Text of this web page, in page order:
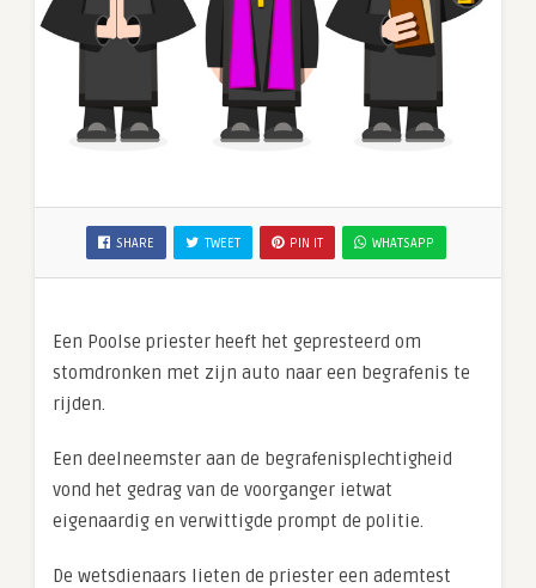
SHARE TWEET PIN IT WHATSAPP
Een Poolse priester heeft het gepresteerd om
stomdronken met zijn auto naar een begrafenis te
rijden.
Een deelneemster aan de begrafenisplechtigheid
vond het gedrag van de voorganger ietwat
eigenaardig en verwittigde prompt de politie.
De wetsdienaars lieten de priester een ademtest